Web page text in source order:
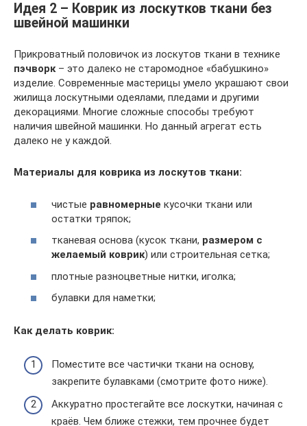
Идея 2 – Коврик из лоскутков ткани без
швейной машинки
Прикроватный половичок из лоскутов ткани в технике
пэчворк– это далеко не старомодное «бабушкино»
изделие. Современные мастерицы умело украшают свои
жилища лоскутными одеялами, пледами и другими
декорациями. Многие сложные способы требуют
наличия швейной машинки. Но данный агрегат есть
далеко не у каждой.
Материалы для коврика из лоскутов ткани:
чистые равномерные кусочки ткани или
остатки тряпок;
тканевая основа (кусок ткани, размером с
желаемый коврик) или строительная сетка;
плотные разноцветные нитки, иголка;
булавки для наметки;
Как делать коврик:
Поместите все частички ткани на основу,
закрепите булавками (смотрите фото ниже).
Аккуратно простегайте все лоскутки, начиная с
краёв. Чем ближе стежки, тем прочнее будет